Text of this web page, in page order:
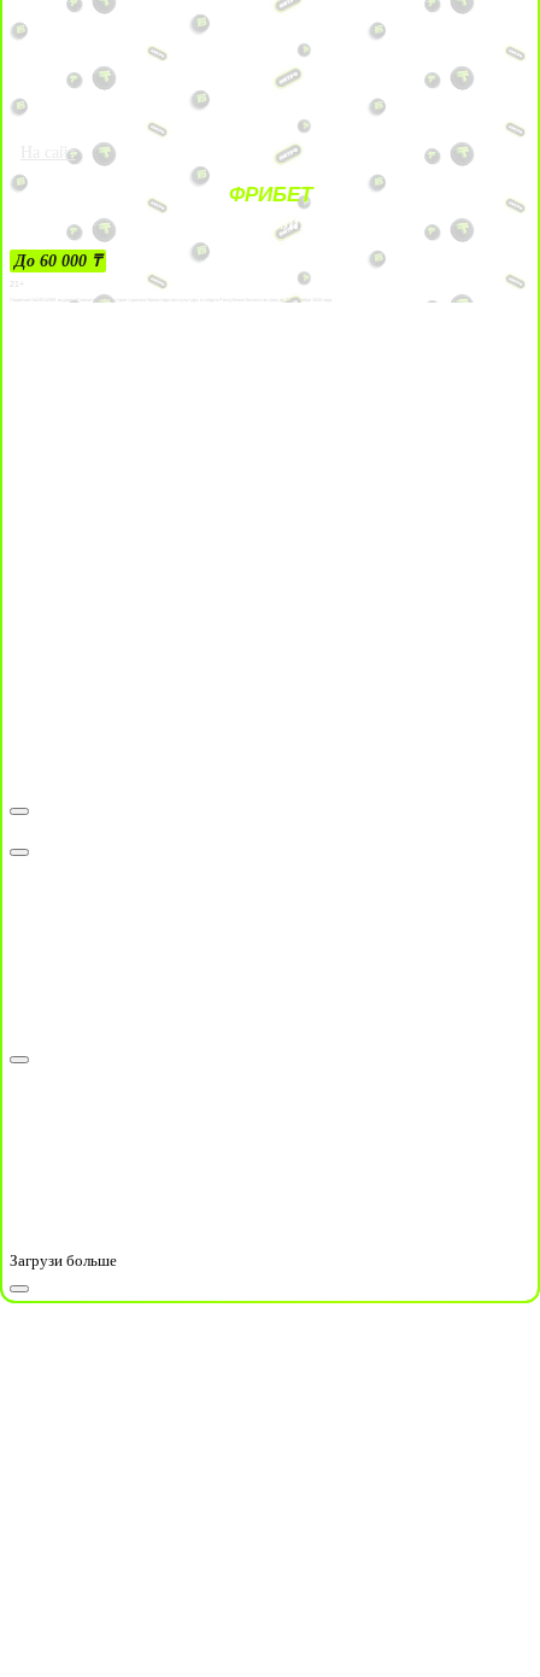
На сайт
ФРИБЕТ
ЗА ДЕПОЗИТЫ
До 60 000 ₸
21+
Лицензии №24514359, выданной комитетом индустрии туризма Министерства культуры и спорта Республики Казахстан срок до 27 сентября 2034 года.
Загрузи больше